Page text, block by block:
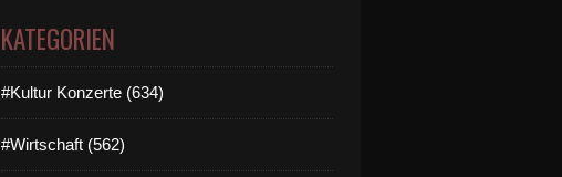
KATEGORIEN
#Kultur Konzerte (634)
#Wirtschaft (562)